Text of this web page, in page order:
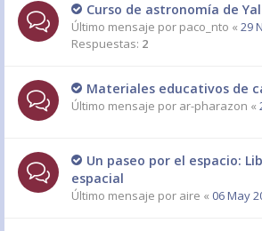
Curso de astronomía de
Último mensaje por paco_nto « 29
Respuestas: 2
Materiales educativos de
Último mensaje por ar-pharazon «
Un paseo por el espacio:
espacial
Último mensaje por aire « 06 May